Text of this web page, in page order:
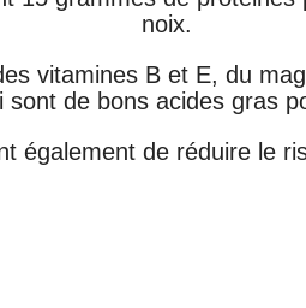
noix.
vitamines B et E, du
sont de bons acides gras
également de réduire le